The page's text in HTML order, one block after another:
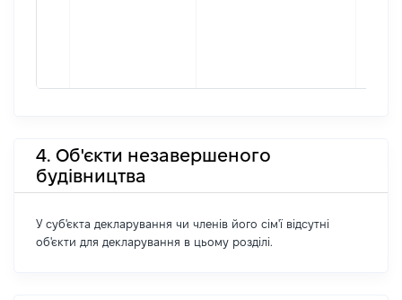
4. Об'єкти незавершеного
будівництва
У суб'єкта декларування чи членів його сім'ї відсутні
об'єкти для декларування в цьому розділі.